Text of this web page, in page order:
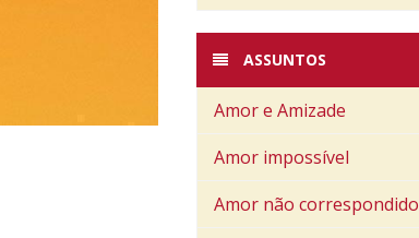
ASSUNTOS
Amor e Amizade
Amor impossível
Amor não correspondido